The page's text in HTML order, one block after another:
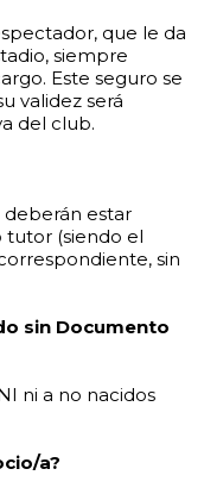
que le da
siempre
Este seguro se
validez será
del club.
deberán estar
(siendo el
sin
sin Documento
ni a no nacidos
a?